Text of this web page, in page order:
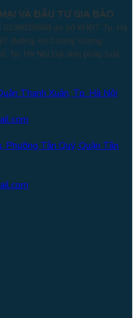
VÀ ĐẦU TƯ GIA BẢO
0108828568 do Sở KHĐT Tp. Hà
đường An Dương Vương,
Tp. Hà Nội Đại diện pháp luật:
Thanh Xuân, Tp. Hà Nội
Tân Quý, Quận Tân